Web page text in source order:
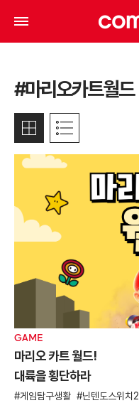
#마리오카트월드
GAME
마리오 카트 월드!
대륙을 횡단하라
게임탐구생활 닌텐도스위치2